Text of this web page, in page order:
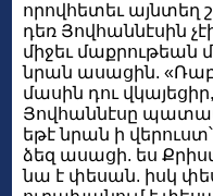
որովհետեւ այնտեղ
դեռ Յովհաննէսին
միջեւ մաքրութեան
նրան ասացին.
մասին դու
Յովհաննէսը
եթէ նրան ի
ձեզ ասացի. ես
նա է փեսան. իսկ